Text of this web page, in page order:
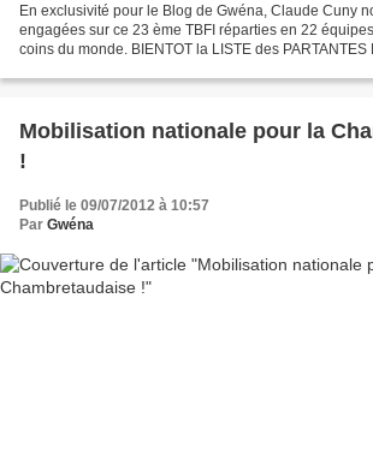
En exclusivité pour le Blog de Gwéna, Claude Cuny
engagées sur ce 23 ème TBFI réparties en 22
coins du monde. BIENTOT la LISTE des PARTANTES
Mobilisation nationale pour la
!
Publié le 09/07/2012 à 10:57
Par Gwéna